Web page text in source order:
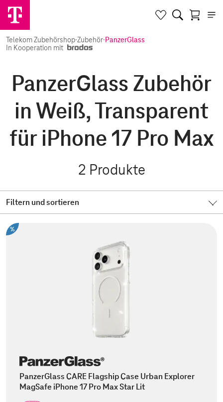
Telekom Zubehörshop·Zubehör·PanzerGlass
In Kooperation mit
PanzerGlass Zubehör
in Weiß, Transparent
für iPhone 17 Pro Max
2 Produkte
Filtern und sortieren
%
PanzerGlass CARE Flagship Case Urban Explorer
MagSafe iPhone 17 Pro Max Star Lit